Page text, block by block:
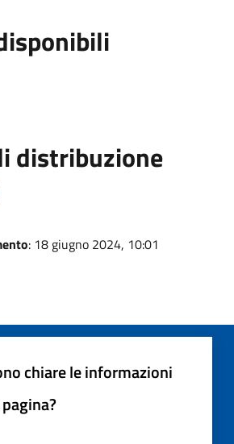
distribuzione
: 18 giugno 2024, 10:01
chiare le informazioni